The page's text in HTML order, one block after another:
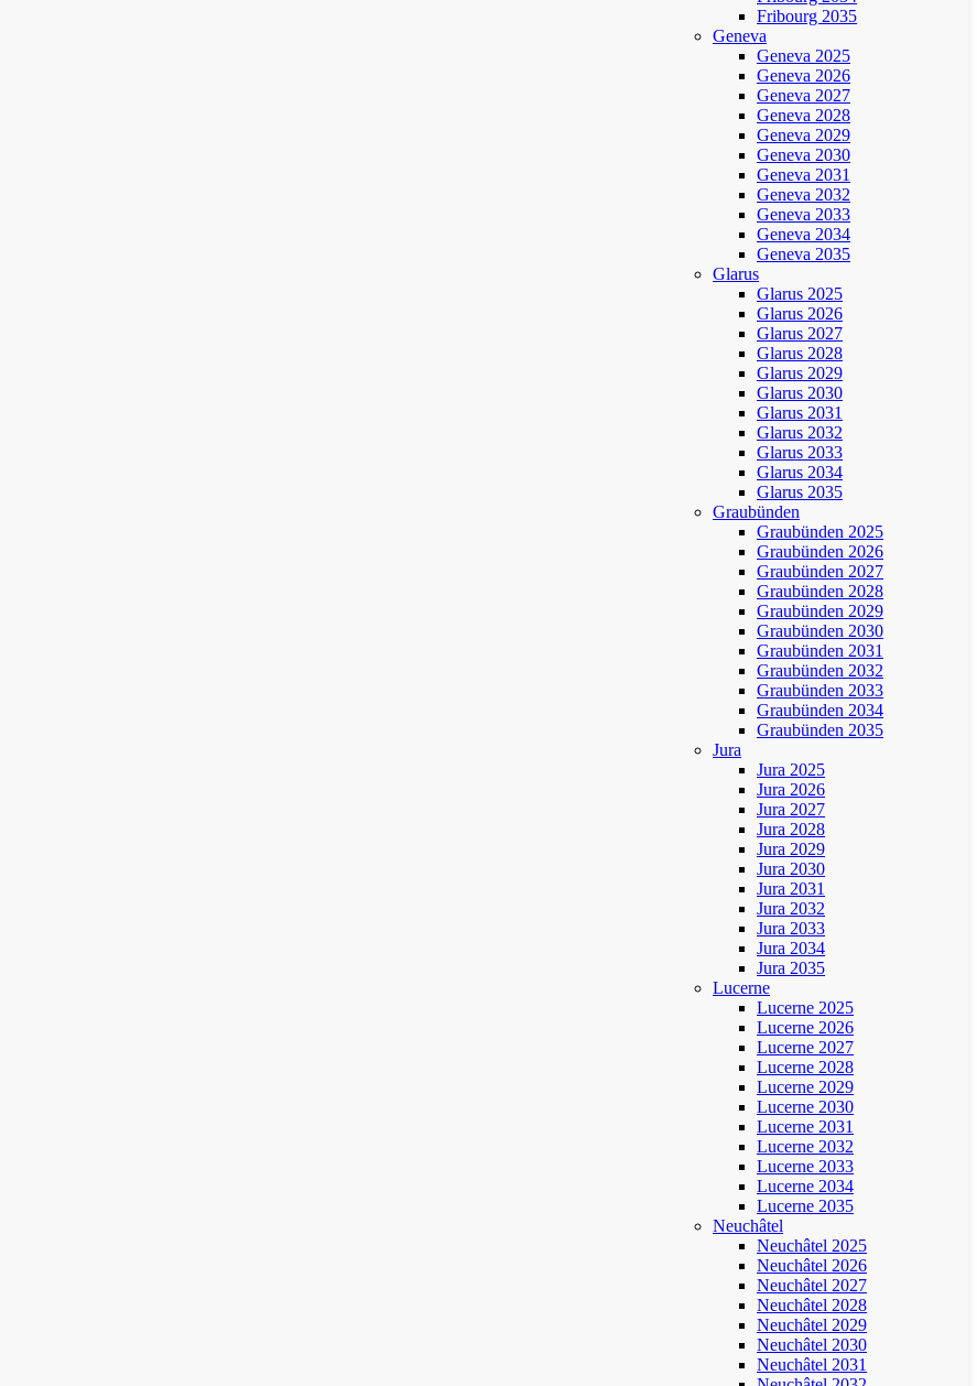
Fribourg 2035
Geneva
Geneva 2025
Geneva 2026
Geneva 2027
Geneva 2028
Geneva 2029
Geneva 2030
Geneva 2031
Geneva 2032
Geneva 2033
Geneva 2034
Geneva 2035
Glarus
Glarus 2025
Glarus 2026
Glarus 2027
Glarus 2028
Glarus 2029
Glarus 2030
Glarus 2031
Glarus 2032
Glarus 2033
Glarus 2034
Glarus 2035
Graubünden
Graubünden 2025
Graubünden 2026
Graubünden 2027
Graubünden 2028
Graubünden 2029
Graubünden 2030
Graubünden 2031
Graubünden 2032
Graubünden 2033
Graubünden 2034
Graubünden 2035
Jura
Jura 2025
Jura 2026
Jura 2027
Jura 2028
Jura 2029
Jura 2030
Jura 2031
Jura 2032
Jura 2033
Jura 2034
Jura 2035
Lucerne
Lucerne 2025
Lucerne 2026
Lucerne 2027
Lucerne 2028
Lucerne 2029
Lucerne 2030
Lucerne 2031
Lucerne 2032
Lucerne 2033
Lucerne 2034
Lucerne 2035
Neuchâtel
Neuchâtel 2025
Neuchâtel 2026
Neuchâtel 2027
Neuchâtel 2028
Neuchâtel 2029
Neuchâtel 2030
Neuchâtel 2031